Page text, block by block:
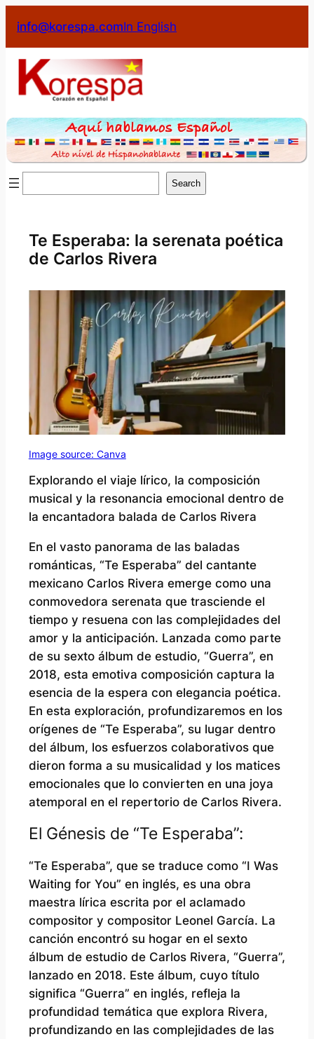
contenido
info@korespa.comIn English
Search
Te Esperaba: la serenata poética
de Carlos Rivera
Image source: Canva
Explorando el viaje lírico, la composición
musical y la resonancia emocional dentro de
la encantadora balada de Carlos Rivera
En el vasto panorama de las baladas
románticas, “Te Esperaba” del cantante
mexicano Carlos Rivera emerge como una
conmovedora serenata que trasciende el
tiempo y resuena con las complejidades del
amor y la anticipación. Lanzada como parte
de su sexto álbum de estudio, “Guerra”, en
2018, esta emotiva composición captura la
esencia de la espera con elegancia poética.
En esta exploración, profundizaremos en los
orígenes de “Te Esperaba”, su lugar dentro
del álbum, los esfuerzos colaborativos que
dieron forma a su musicalidad y los matices
emocionales que lo convierten en una joya
atemporal en el repertorio de Carlos Rivera.
El Génesis de “Te Esperaba”:
“Te Esperaba”, que se traduce como “I Was
Waiting for You” en inglés, es una obra
maestra lírica escrita por el aclamado
compositor y compositor Leonel García. La
canción encontró su hogar en el sexto
álbum de estudio de Carlos Rivera, “Guerra”,
lanzado en 2018. Este álbum, cuyo título
significa “Guerra” en inglés, refleja la
profundidad temática que explora Rivera,
profundizando en las complejidades de las